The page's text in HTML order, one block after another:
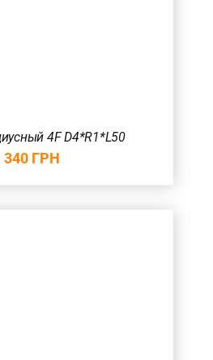
4F D4*R1*L50
340 ГРН